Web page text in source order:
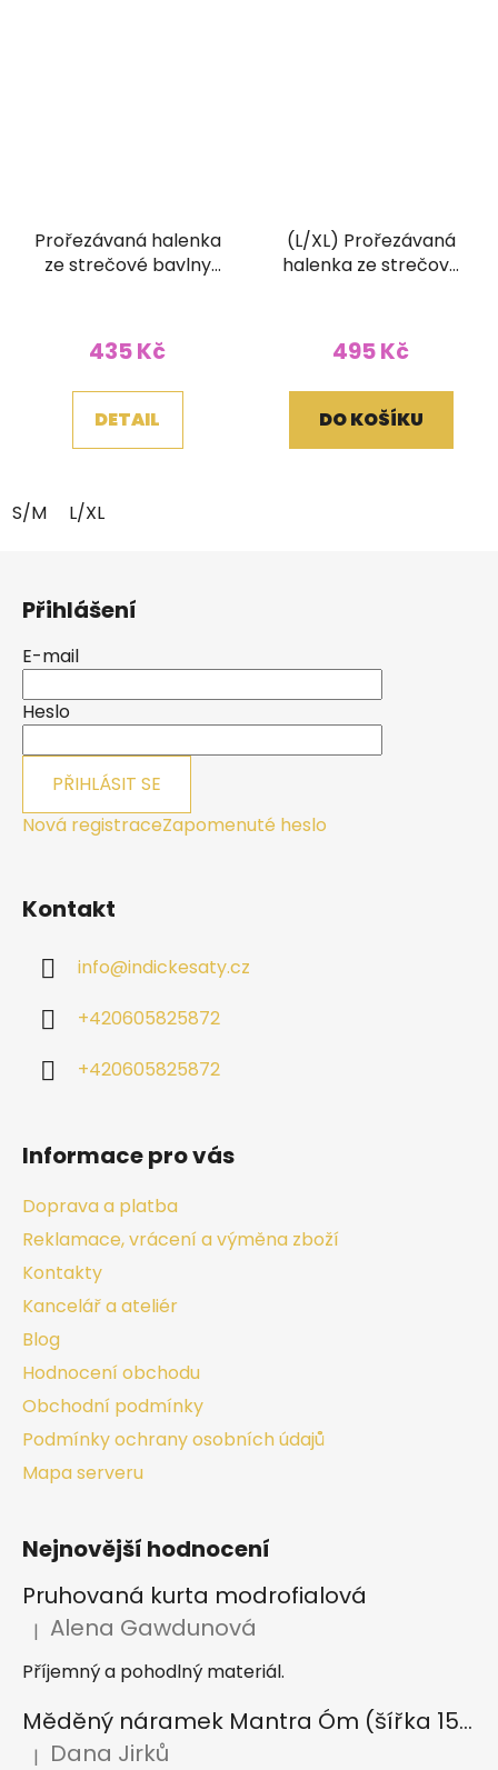
Prořezávaná halenka
ze strečové bavlny
435 Kč
DETAIL
S/M L/XL
(L/XL) Prořezávaná
halenka ze strečové
495 Kč
DO KOŠÍKU
Přihlášení
E-mail
Heslo
PŘIHLÁSIT SE
Nová registraceZapomenuté heslo
Kontakt
info@indickesaty.cz
+420605825872
+420605825872
Informace pro vás
Doprava a platba
Reklamace, vrácení a výměna zboží
Kontakty
Kancelář a ateliér
Blog
Hodnocení obchodu
Obchodní podmínky
Podmínky ochrany osobních údajů
Mapa serveru
Nejnovější hodnocení
Pruhovaná kurta modrofialová
Hodnocení produktu je 5 z 5 hvězdiček.
| Alena Gawdunová
Příjemný a pohodlný materiál.
Měděný náramek Mantra Óm (šířka 15 mm)
| Dana Jirků